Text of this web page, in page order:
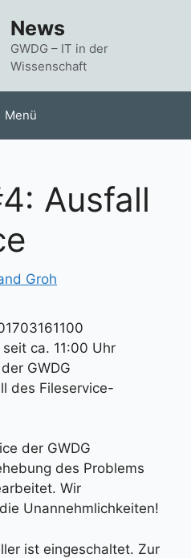
News
GWDG – IT in der
Wissenschaft
Menü
Ausfall
Groh
seit ca. 11:00 Uhr
GWDG
des Fileservice-
der GWDG
des Problems
Wir
Unannehmlichkeiten!
ist eingeschaltet. Zur